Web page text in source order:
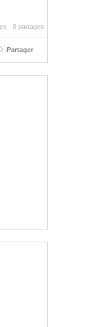
0 partages
Partager